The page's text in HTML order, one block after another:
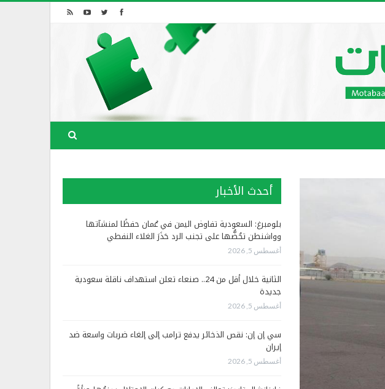
أحدث الأخبار
بلومبرغ: السعودية تفاوض اليمن في عُمان حفظًا لمنشآتها
وواشنطن تحُضُّها على تجنب الرد حَذَرَ الغلاء النفطي
أغسطس 5, 2026
الثانية خلال أقل من 24.. صنعاء تعلن استهداف ناقلة سعودية
جديدة
أغسطس 5, 2026
سي إن إن: نقص الذخائر يدفع ترامب إلى إلغاء ضربات واسعة ضد
إيران
أغسطس 5, 2026